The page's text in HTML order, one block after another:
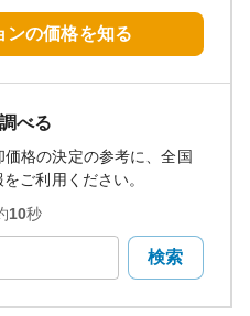
ンの価格を知る
べる
格の決定の参考に、全国
ご利用ください。
10秒
検索